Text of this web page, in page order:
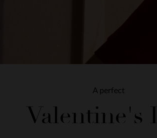
A perfect
Valentine's